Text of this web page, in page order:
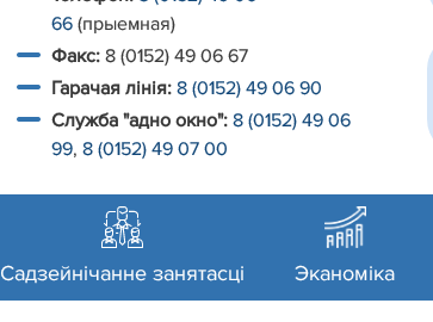
66 (прыемная)
Факс: 8 (0152) 49 06 67
Гарачая лiнiя: 8 (0152) 49 06 90
Служба "адно окно": 8 (0152) 49 06
99, 8 (0152) 49 07 00
Садзейнічанне занятасці Эканоміка